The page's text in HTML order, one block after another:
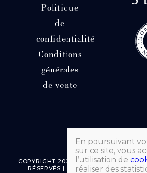
Politique
de
confidentialité
Conditions
générales
de vente
COPYRIGHT 2026 © LIBRAIRIE
RÉSERVÉS | FAIT AVEC ♡ PAR
En poursuivant
sur ce site, vous
l’utilisation de
réaliser des